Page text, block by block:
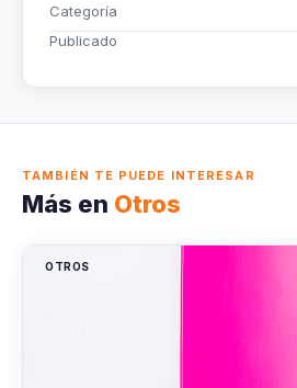
Categoría
Publicado
TAMBIÉN TE PUEDE INTERESAR
Más en Otros
OTROS